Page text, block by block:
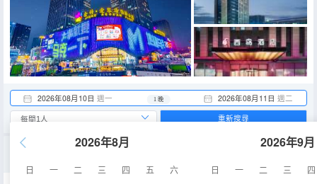
2026年08月10日 週一 2026年08月11日 週二
1 晚
2026年8月
日 一 二 三 四 五
六
2026年9月
日 一 二 三
四
重新搜尋